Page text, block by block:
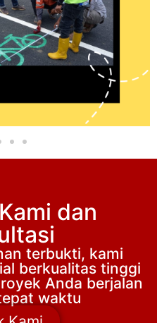
dan
terbukti, kami
berkualitas tinggi
Anda berjalan
waktu